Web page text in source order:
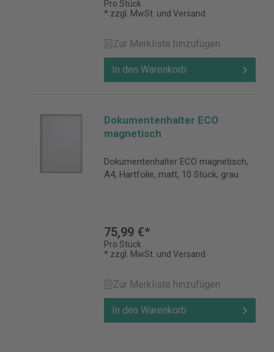
Pro Stück
* zzgl. MwSt. und Versand
Zur Merkliste hinzufügen
In den Warenkorb
Dokumentenhalter ECO
magnetisch
Dokumentenhalter ECO magnetisch,
A4, Hartfolie, matt, 10 Stück, grau
75,99 €*
Pro Stück
* zzgl. MwSt. und Versand
Zur Merkliste hinzufügen
In den Warenkorb